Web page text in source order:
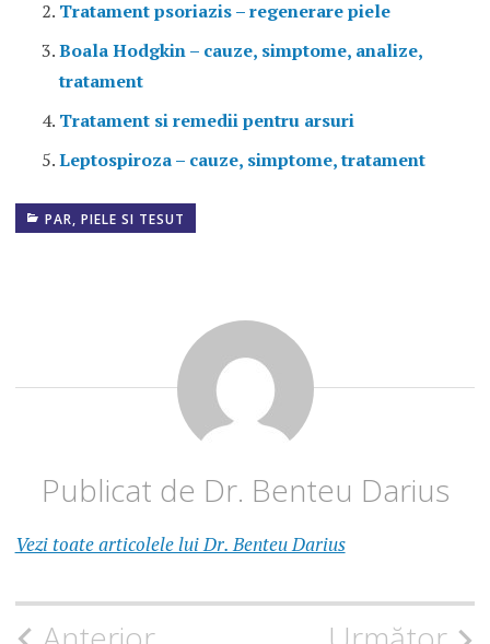
Tratament psoriazis – regenerare piele
Boala Hodgkin – cauze, simptome, analize,
tratament
Tratament si remedii pentru arsuri
Leptospiroza – cauze, simptome, tratament
PAR, PIELE SI TESUT
Publicat de Dr. Benteu Darius
Vezi toate articolele lui Dr. Benteu Darius